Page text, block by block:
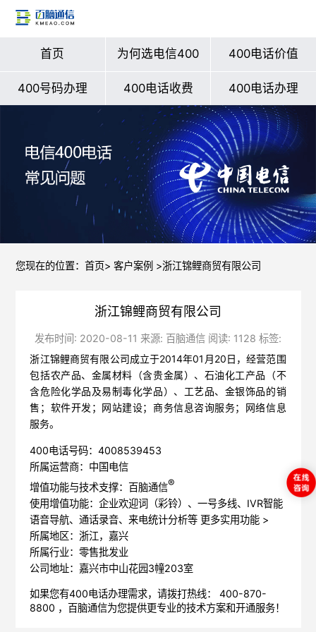
首页 为何选电信400 400电话价值
400号码办理 400电话收费 400电话办理
您现在的位置： 首页> 客户案例 >浙江锦鲤商贸有限公司
浙江锦鲤商贸有限公司
发布时间: 2020-08-11 来源: 百脑通信 阅读: 1128 标签:
浙江锦鲤商贸有限公司成立于2014年01月20日，经营范围
包括农产品、金属材料（含贵金属）、石油化工产品（不
含危险化学品及易制毒化学品）、工艺品、金银饰品的销
售；软件开发；网站建设；商务信息咨询服务；网络信息
服务。
400电话号码：4008539453
所属运营商：中国电信
增值功能与技术支撑：百脑通信®
使用增值功能：企业欢迎词（彩铃）、一号多线、IVR智能
语音导航、通话录音、来电统计分析等 更多实用功能 >
所属地区：浙江，嘉兴
所属行业：零售批发业
公司地址：嘉兴市中山花园3幢203室
如果您有400电话办理需求，请拨打热线： 400-870-
8800 ， 百脑通信为您提供更专业的技术方案和开通服务！